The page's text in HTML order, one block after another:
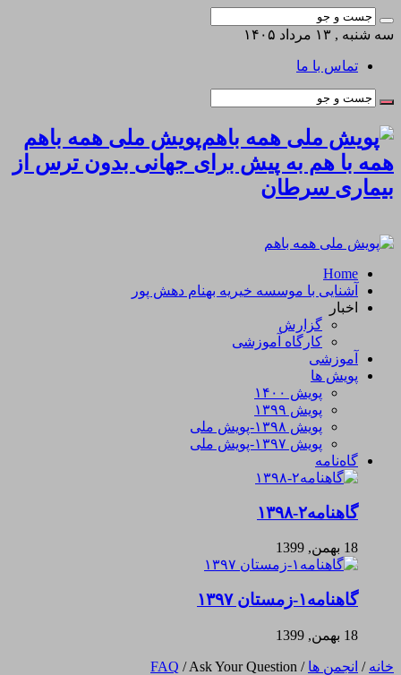
سه شنبه , ۱۳ مرداد ۱۴۰۵
تماس با ما
پویش ملی همه باهم
همه با هم به پیش برای جهانی بدون ترس از
بیماری سرطان
Home
آشنایی با موسسه خیریه بهنام دهش پور
اخبار
گزارش
کارگاه آموزشی
آموزشی
پویش ها
پویش ۱۴۰۰
پویش ۱۳۹۹
پویش ۱۳۹۸-پویش ملی
پویش ۱۳۹۷-پویش ملی
گاه‌نامه
گاهنامه۲-۱۳۹۸
18 بهمن, 1399
گاهنامه۱-زمستان ۱۳۹۷
18 بهمن, 1399
خانه / انجمن ها /
FAQ / Ask Your Question